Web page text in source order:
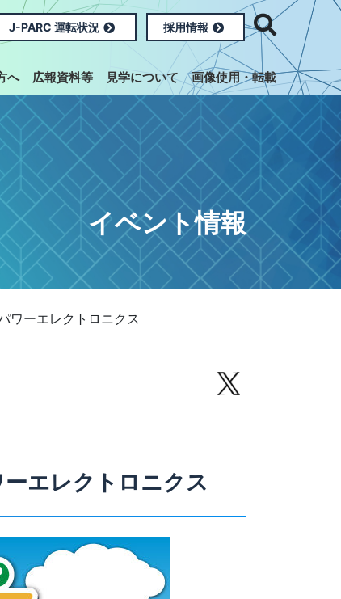
J-PARC 運転状況 採用情報
へ 広報資料等 見学について 画像使用・転載
イベント情報
ワーエレクトロニクス
エレクトロニクス